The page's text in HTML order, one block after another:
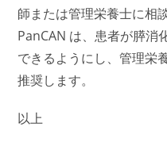
師または管理栄養士に相
PanCAN は、患者が膵消
できるようにし、管理栄
推奨します。
以上